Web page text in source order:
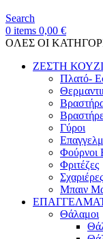
Search
0 items 0,00 €
OΛΕΣ ΟΙ
ΖΕΣΤΗ
Πλατό-
Γύροι
Φούρνοι
Φριτέζες
Σχαριέρες
Μπαιν
Θάλαμοι